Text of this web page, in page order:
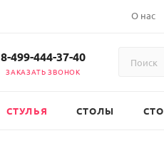
О нас
8-499-444-37-40
ЗАКАЗАТЬ ЗВОНОК
СТУЛЬЯ СТОЛЫ